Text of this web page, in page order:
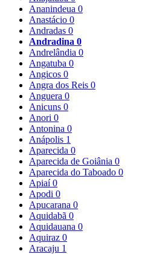
Ananindeua 0
Anastácio 0
Andradas 0
Andradina 0
Andrelândia 0
Angatuba 0
Angicos 0
Angra dos Reis 0
Anguera 0
Anicuns 0
Anori 0
Antonina 0
Anápolis 1
Aparecida 0
Aparecida de Goiânia 0
Aparecida do Taboado 0
Apiaí0
Apodi 0
Apucarana 0
Aquidabã 0
Aquidauana 0
Aquiraz 0
Aracaju 1